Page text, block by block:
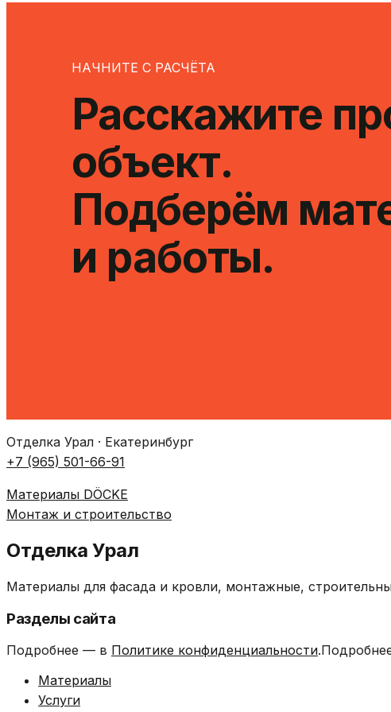
НАЧНИТЕ С РАСЧЁТА
Расскажите
объект.
Подберём
и работы.
Отделка Урал · Екатеринбург
+7 (965) 501-66-91
Материалы DÖCKE
Монтаж и строительство
Отделка Урал
Материалы для фасада и кровли, монтажные,
Разделы сайта
Подробнее — в Политике конфиденциальности
Материалы
Услуги